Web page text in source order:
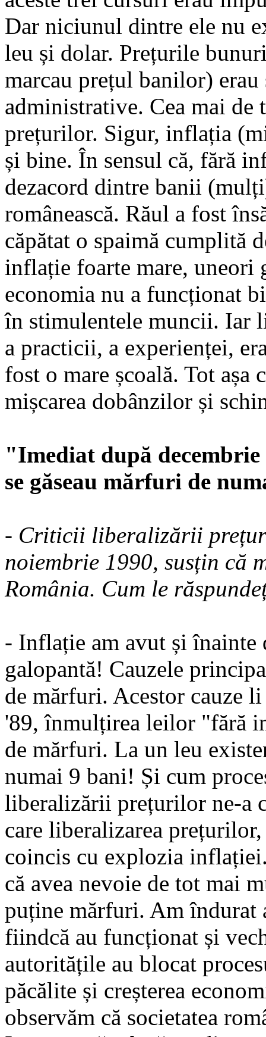
Dar niciunul dintre ele nu
leu și dolar. Prețurile
marcau prețul banilor)
administrative. Cea mai de
prețurilor. Sigur, inflația
și bine. În sensul că, fără
dezacord dintre banii
românească. Răul a fost
căpătat o spaimă cumplită
inflație foarte mare, uneori
economia nu a funcționat
în sti­mu­lentele muncii. Iar
a practicii, a experienței,
fost o mare școală. Tot așa
mișcarea dobânzilor și
"Imediat după
se găseau mărfuri de
- Criticii liberalizării
noiembrie 1990, susțin că
România. Cum le
- Inflație am avut și înainte
galopantă! Cauzele
de mărfuri. Acestor cauze
'89, înmulțirea leilor "fără
de mărfuri. La un leu
numai 9 bani! Și cum
liberalizării prețu­ri­lor ne-a
care libera­li­zarea
coin­cis cu explozia
că avea nevoie de tot mai
puține mărfuri. Am îndurat
fiindcă au funcționat și
autoritățile au blocat
păcălite și creșterea
observăm că societatea